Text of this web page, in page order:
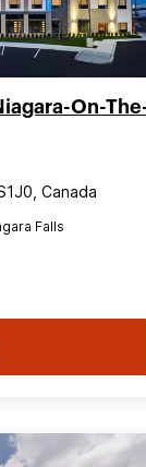
On-
Canada
Falls